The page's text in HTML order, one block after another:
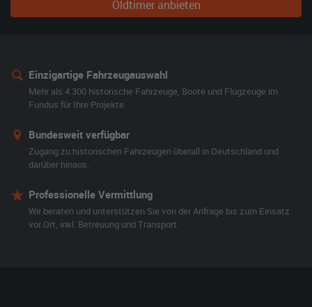
Oldtimer anbieten
Einzigartige Fahrzeugauswahl
Mehr als 4.300 historische Fahrzeuge, Boote und Flugzeuge im
Fundus für Ihre Projekte.
Bundesweit verfügbar
Zugang zu historischen Fahrzeugen überall in Deutschland und
darüber hinaus.
Professionelle Vermittlung
Wir beraten und unterstützen Sie von der Anfrage bis zum Einsatz
vor Ort, inkl. Betreuung und Transport.